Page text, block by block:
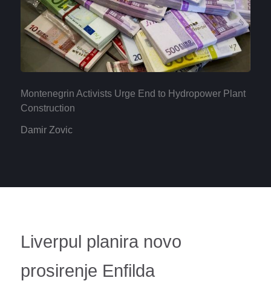
Montenegrin Activists Urge End to Hydropower Plant
Construction
Damir Zovic
Liverpul planira novo
prosirenje Enfilda